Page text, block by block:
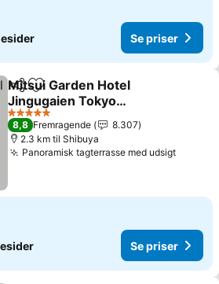
Se priser
Del Føj til favoritter
Mitsui Garden Hotel
Jingugaien Tokyo
Premier
Se priser
5 Stjerner
8,8 Fremragende
8.307
2.3 km til Shibuya
Panoramisk tagterrasse med udsigtSe
Se priser